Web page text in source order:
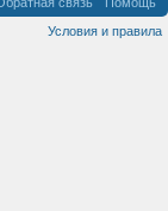
Условия и правила